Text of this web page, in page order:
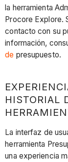
la herramienta
Procore Explore.
contacto con su
información,
de presupuesto.
HISTORIAL
La interfaz de
herramienta
una experiencia